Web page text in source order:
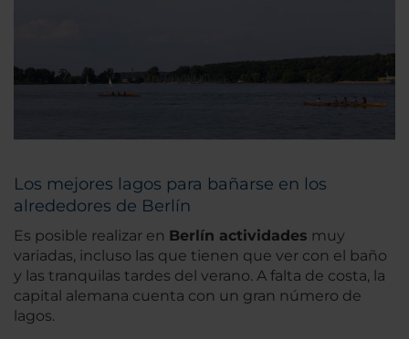
Los mejores lagos para bañarse en los
alrededores de Berlín
Es posible realizar en Berlín actividades muy
variadas, incluso las que tienen que ver con el baño
y las tranquilas tardes del verano. A falta de costa, la
capital alemana cuenta con un gran número de
lagos.